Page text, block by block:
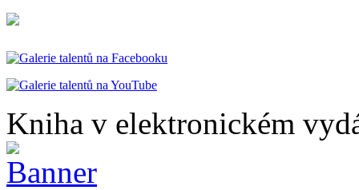
Kniha v elektronickém